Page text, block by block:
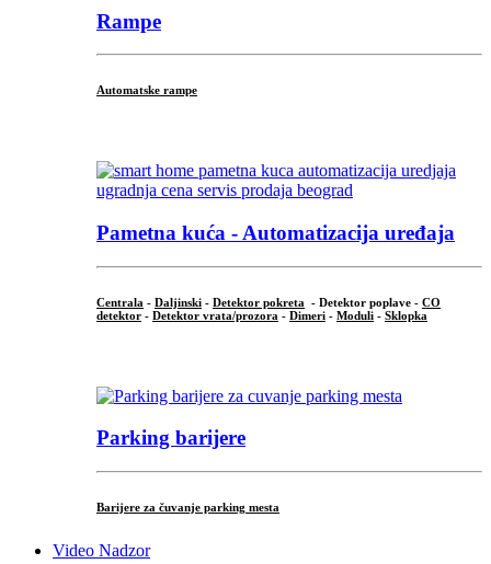
Rampe
Automatske rampe
Pametna kuća - Automatizacija uređaja
Centrala - Daljinski - Detektor pokreta - Detektor poplave - CO
detektor - Detektor vrata/prozora - Dimeri - Moduli - Sklopka
Parking barijere
Barijere za čuvanje parking mesta
Video Nadzor